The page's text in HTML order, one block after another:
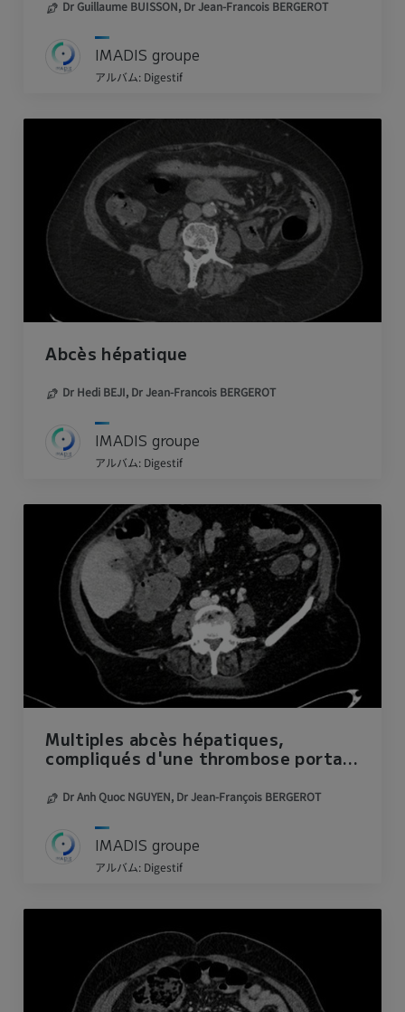
Dr Guillaume BUISSON, Dr Jean-Francois BERGEROT
IMADIS groupe
アルバム: Digestif
Abcès hépatique
Dr Hedi BEJI, Dr Jean-Francois BERGEROT
IMADIS groupe
アルバム: Digestif
Multiples abcès hépatiques,
compliqués d'une thrombose portale
Dr Anh Quoc NGUYEN, Dr Jean-François BERGEROT
IMADIS groupe
アルバム: Digestif